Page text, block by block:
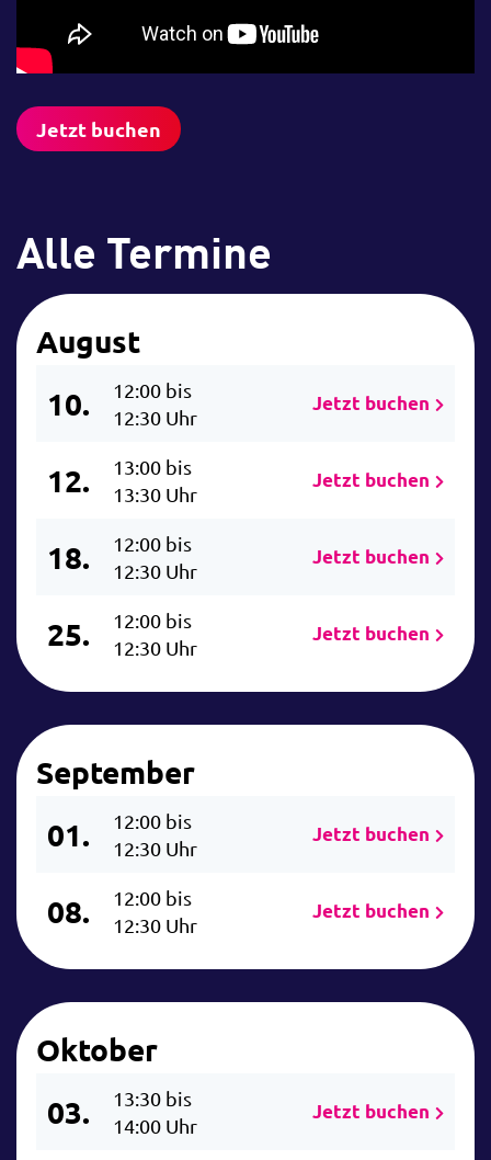
Jetzt buchen
Alle Termine
August
10.
12:00 bis
12:30 Uhr
Jetzt buchen
12.
13:00 bis
13:30 Uhr
Jetzt buchen
18.
12:00 bis
12:30 Uhr
Jetzt buchen
25.
12:00 bis
12:30 Uhr
Jetzt buchen
September
01.
12:00 bis
12:30 Uhr
Jetzt buchen
08.
12:00 bis
12:30 Uhr
Jetzt buchen
Oktober
03.
13:30 bis
14:00 Uhr
Jetzt buchen